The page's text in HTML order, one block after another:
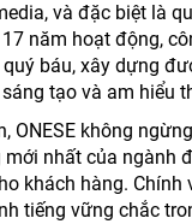
và đặc biệt là
năm hoạt động,
báu, xây dựng
tạo và am hiểu
ONESE không
nhất của ngành
khách hàng. Chính
tiếng vững chắc